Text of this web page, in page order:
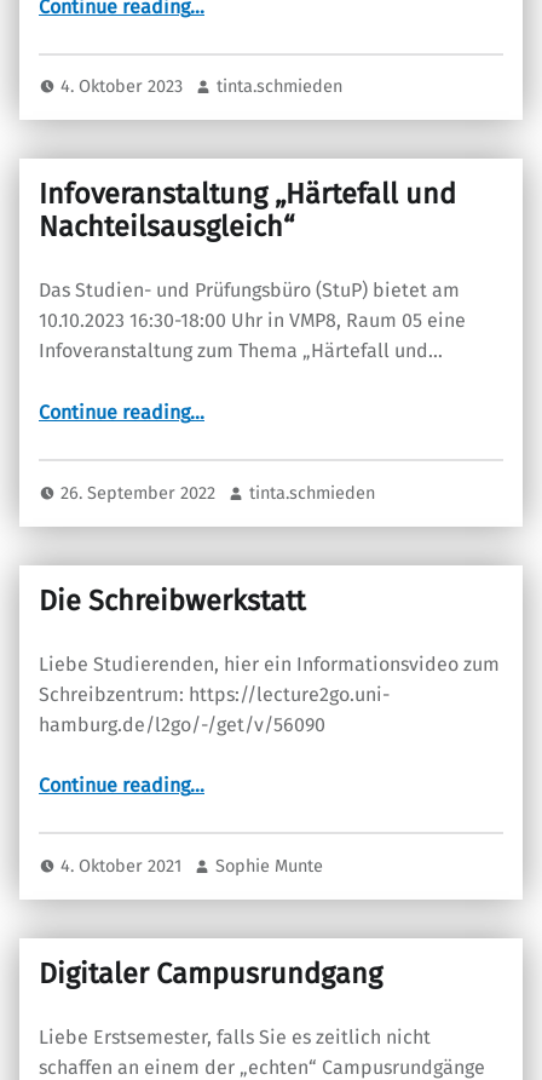
Continue reading…
4. Oktober 2023 tinta.schmieden
Infoveranstaltung „Härtefall und
Nachteilsausgleich“
Das Studien- und Prüfungsbüro (StuP) bietet am
10.10.2023 16:30-18:00 Uhr in VMP8, Raum 05 eine
Infoveranstaltung zum Thema „Härtefall und…
Continue reading…
26. September 2022 tinta.schmieden
Die Schreibwerkstatt
Liebe Studierenden, hier ein Informationsvideo zum
Schreibzentrum: https://lecture2go.uni-
hamburg.de/l2go/-/get/v/56090
Continue reading…
4. Oktober 2021 Sophie Munte
Digitaler Campusrundgang
Liebe Erstsemester, falls Sie es zeitlich nicht
schaffen an einem der „echten“ Campusrundgänge